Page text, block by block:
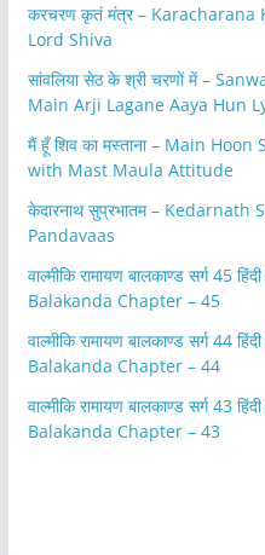
करचरण कृतं मंत्र –
Lord Shiva
सांवलिया सेठ के श्री चरणों में –
Main Arji Lagane Aaya Hun
मैं हूँ शिव का मस्ताना – Main
with Mast Maula Attitude
केदारनाथ सुप्रभातम –
Pandavaas
वाल्मीकि रामायण बालकाण्ड सर्ग 45
Balakanda Chapter – 45
वाल्मीकि रामायण बालकाण्ड सर्ग 44
Balakanda Chapter – 44
वाल्मीकि रामायण बालकाण्ड सर्ग 43
Balakanda Chapter – 43